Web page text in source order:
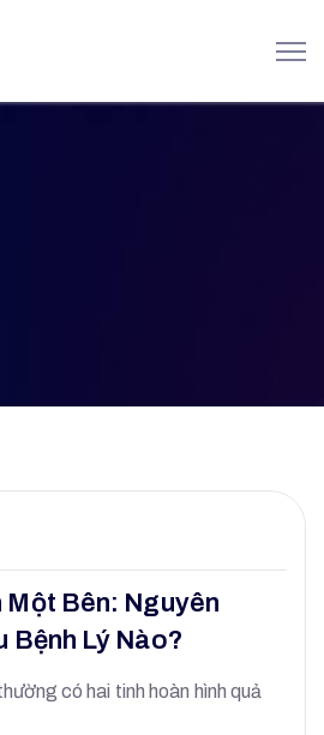
Bên: Nguyên
Bệnh Lý Nào?
có hai tinh hoàn hình quả